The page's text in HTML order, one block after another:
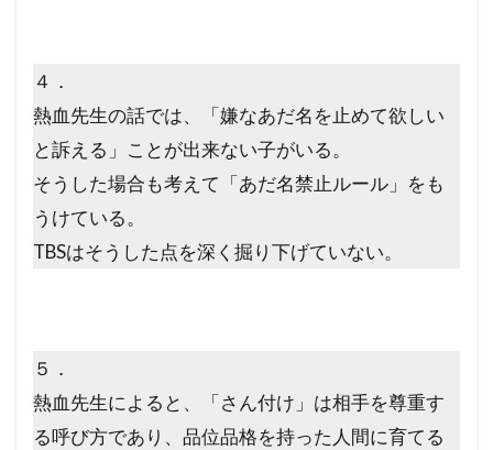
４．
熱血先生の話では、「嫌なあだ名を止めて欲しい
と訴える」ことが出来ない子がいる。
そうした場合も考えて「あだ名禁止ルール」をも
うけている。
TBSはそうした点を深く掘り下げていない。
５．
熱血先生によると、「さん付け」は相手を尊重す
る呼び方であり、品位品格を持った人間に育てる